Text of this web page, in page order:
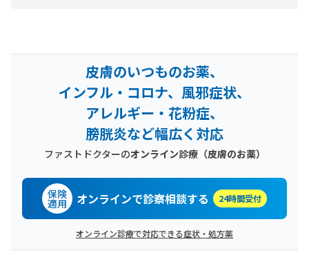
皮膚のいつものお薬、
インフル・コロナ、風邪症状、
アレルギー・花粉症、
膀胱炎など幅広く対応
ファストドクターのオンライン診療（皮膚のお薬）
保険
適用 オンラインで診察相談する 24時間受付
オンライン診療で対応できる症状・処方薬